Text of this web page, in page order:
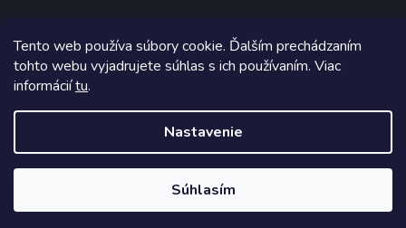
Tento web používa súbory cookie. Ďalším prechádzaním
tohto webu vyjadrujete súhlas s ich používaním. Viac
informáciítu.
Nastavenie
Súhlasím
Copyright 2026LAGON SERVIS. Všetky práva vyhradené.
Grafický návrh vytvoril a na Shoptet implementoval
Shoptetak.cz.